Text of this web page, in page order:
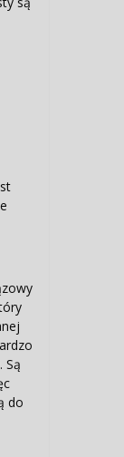
Są
do